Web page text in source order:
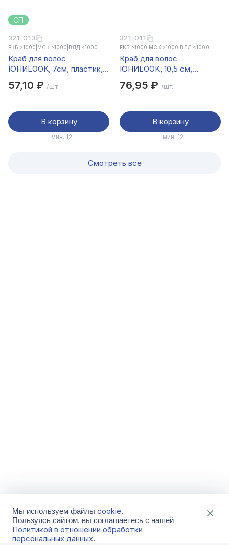
СП
321-013
ЕКБ >1000 МСК >1000 ВЛД <1000
Краб для волос
ЮНИLOOK, 7см, пластик, 2
57,10 ₽ /шт.
В корзину
мин. 12
321-011
ЕКБ >1000 МСК >1000 ВЛД <1000
Краб для волос
ЮНИLOOK, 10,5 см,
76,95 ₽ /шт.
В корзину
мин. 12
Смотреть все
Мы используем файлы cookie.
Пользуясь сайтом, вы соглашаетесь с нашей
Политикой в отношении обработки
персональных данных.